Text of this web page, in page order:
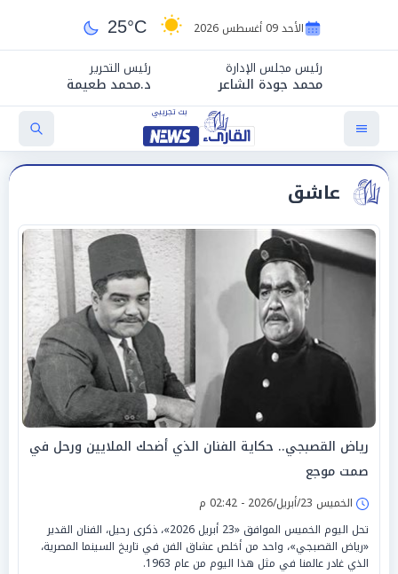
الأحد 09 أغسطس 2026 25°C
رئيس مجلس الإدارة
محمد جودة الشاعر
رئيس التحرير
د.محمد طعيمة
عاشق
رياض القصبجي.. حكاية الفنان الذي أضحك الملايين ورحل في
صمت موجع
الخميس 23/أبريل/2026 - 02:42 م
تحل اليوم الخميس الموافق «23 أبريل 2026»، ذكرى رحيل، الفنان القدير
«رياض القصبجي»، واحد من أخلص عشاق الفن في تاريخ السينما المصرية،
الذي غادر عالمنا في مثل هذا اليوم من عام 1963.